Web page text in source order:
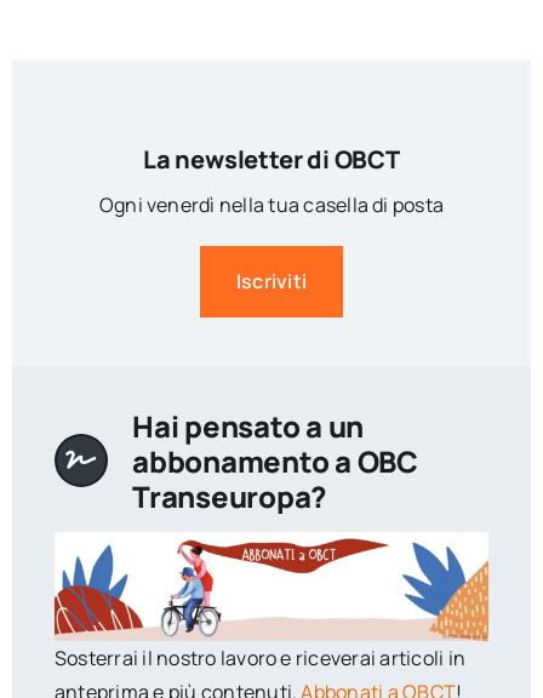
La newsletter di OBCT
Ogni venerdì nella tua casella di posta
Iscriviti
Hai pensato a un
abbonamento a OBC
Transeuropa?
Sosterrai il nostro lavoro e riceverai articoli in
anteprima e più contenuti.Abbonati a OBCT!